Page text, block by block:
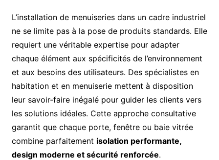
L’installation de menuiseries dans un cadre industriel
ne se limite pas à la pose de produits standards. Elle
requiert une véritable expertise pour adapter
chaque élément aux spécificités de l’environnement
et aux besoins des utilisateurs. Des spécialistes en
habitation et en menuiserie mettent à disposition
leur savoir-faire inégalé pour guider les clients vers
les solutions idéales. Cette approche consultative
garantit que chaque porte, fenêtre ou baie vitrée
combine parfaitement isolation performante,
design moderne et sécurité renforcée.